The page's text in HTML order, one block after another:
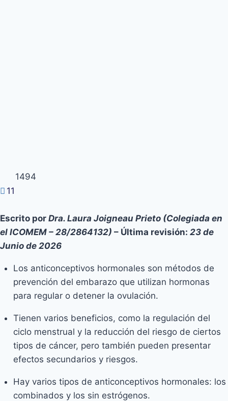
1494
11
Escrito por Dra. Laura Joigneau Prieto (Colegiada en
el ICOMEM – 28/2864132) – Última revisión: 23 de
Junio de 2026
Los anticonceptivos hormonales son métodos de
prevención del embarazo que utilizan hormonas
para regular o detener la ovulación.
Tienen varios beneficios, como la regulación del
ciclo menstrual y la reducción del riesgo de ciertos
tipos de cáncer, pero también pueden presentar
efectos secundarios y riesgos.
Hay varios tipos de anticonceptivos hormonales: los
combinados y los sin estrógenos.